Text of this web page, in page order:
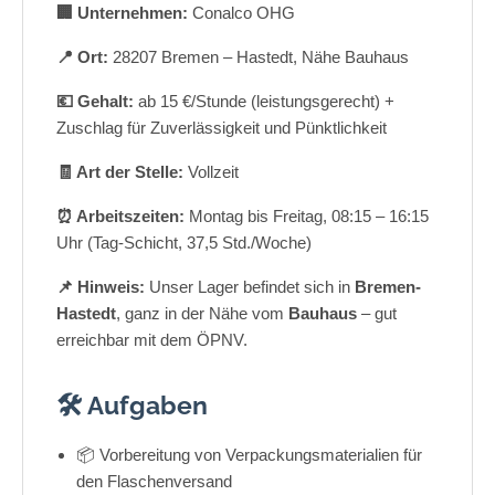
🏢 Unternehmen: Conalco OHG
📍 Ort: 28207 Bremen – Hastedt, Nähe Bauhaus
💶 Gehalt: ab 15 €/Stunde (leistungsgerecht) +
Zuschlag für Zuverlässigkeit und Pünktlichkeit
🧾 Art der Stelle: Vollzeit
⏰ Arbeitszeiten: Montag bis Freitag, 08:15 – 16:15
Uhr (Tag-Schicht, 37,5 Std./Woche)
📌 Hinweis: Unser Lager befindet sich in Bremen-
Hastedt, ganz in der Nähe vom Bauhaus – gut
erreichbar mit dem ÖPNV.
🛠️ Aufgaben
📦 Vorbereitung von Verpackungsmaterialien für
den Flaschenversand